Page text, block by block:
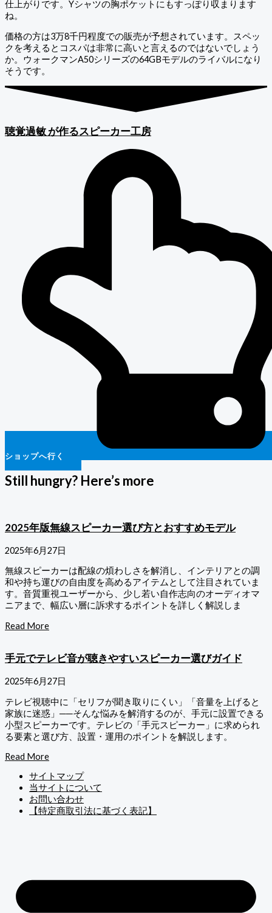
仕上がりです。Yシャツの胸ポケットにもすっぽり収まります
ね。
価格の方は3万8千円程度での販売が予想されています。スペッ
クを考えるとコスパは非常に高いと言えるのではないでしょう
か。ウォークマンA50シリーズの64GBモデルのライバルになり
そうです。
聴覚過敏が作るスピーカー工房
ショップへ行く
Still hungry? Here’s more
2025年版無線スピーカー選び方とおすすめモデル
2025年6月27日
無線スピーカーは配線の煩わしさを解消し、インテリアとの調
和や持ち運びの自由度を高めるアイテムとして注目されていま
す。音質重視ユーザーから、少し若い自作志向のオーディオマ
ニアまで、幅広い層に訴求するポイントを詳しく解説しま
Read More
手元でテレビ音が聴きやすいスピーカー選びガイド
2025年6月27日
テレビ視聴中に「セリフが聞き取りにくい」「音量を上げると
家族に迷惑」──そんな悩みを解消するのが、手元に設置できる
小型スピーカーです。テレビの「手元スピーカー」に求められ
る要素と選び方、設置・運用のポイントを解説します。
Read More
サイトマップ
当サイトについて
お問い合わせ
【特定商取引法に基づく表記】